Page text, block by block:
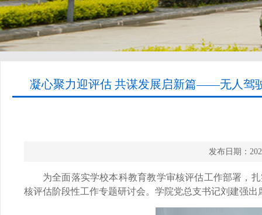
凝心聚力迎评估 共谋发展启新篇——无人驾
发布日期：
为全面落实学校本科教育教学审核评估工作部署，
核评估阶段性工作专题研讨会。学院党总支书记刘建强